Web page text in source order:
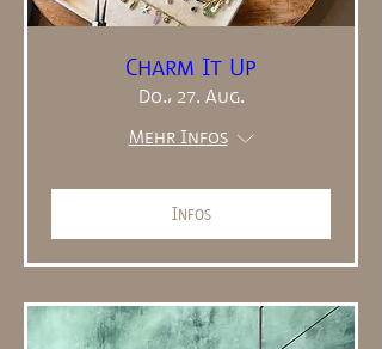
Charm It Up
Do., 27. Aug.
Mehr Infos
Infos